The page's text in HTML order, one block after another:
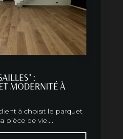
:
MODERNITÉ À
à choisit le parquet
pièce de vie....